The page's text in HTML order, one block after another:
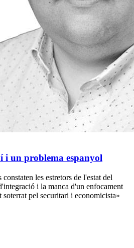
i un problema espanyol
les estretors de l'estat del
i la manca d'un enfocament
soterrat pel securitari i economicista»